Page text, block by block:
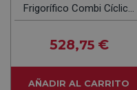
Frigorífico Combi Cíclico
Blanco
528,75 €
AÑADIR AL CARRITO